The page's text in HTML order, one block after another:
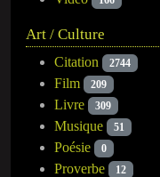
Art / Culture
Citation 2744
Film 209
Livre 309
Musique 51
Poésie 0
Proverbe 12